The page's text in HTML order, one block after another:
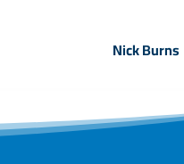
Nick Burns